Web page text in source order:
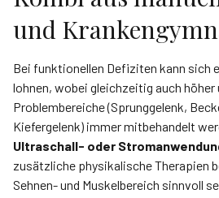
und
Bei funktionellen Defiziten kann sich
lohnen, wobei gleichzeitig auch höher
Problembereiche (Sprunggelenk,
Kiefergelenk) immer mitbehandelt
Ultraschall- oder
zusätzliche physikalische Therapien
Sehnen- und Muskelbereich sinnvoll